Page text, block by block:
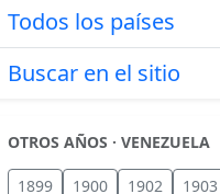
Todos los países
Buscar en el sitio
OTROS AÑOS · VENEZUELA
1899 1900 1902 1903